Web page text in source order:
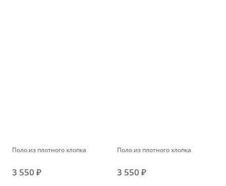
Поло из плотного хлопка
3 550 ₽
Поло из плотного хлопка
3 550 ₽